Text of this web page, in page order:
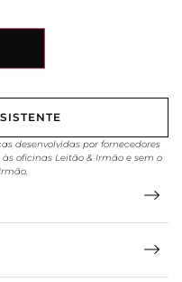
desenvolvidas por fornecedores
oficinas Leitão & Irmão e sem o